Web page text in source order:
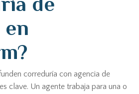
en
correduría con agencia de
clave. Un agente trabaja para una o